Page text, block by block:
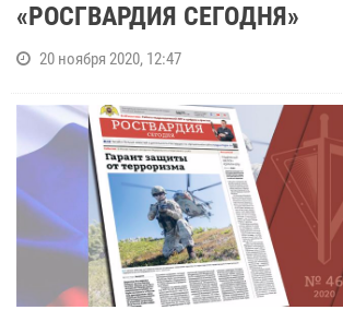
«РОСГВАРДИЯ СЕГОДНЯ»
20 ноября 2020, 12:47